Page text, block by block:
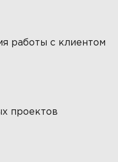
работы с клиентом
проектов